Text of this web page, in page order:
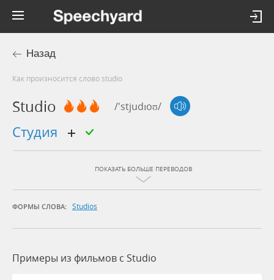
Назад
Как произносится слово studio
Studio /'stjudɪoʊ/
студия
ПОКАЗАТЬ БОЛЬШЕ ПЕРЕВОДОВ
ФОРМЫ СЛОВА: Studios
Примеры из фильмов c Studio